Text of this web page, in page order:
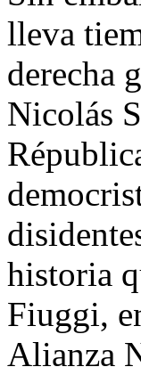
lleva
derecha
Nicolás
historia
Fiuggi,
Alianza